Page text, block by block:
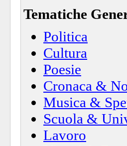
Tematiche
Politica
Cultura
Poesie
Cronaca &
Musica &
Scuola &
Lavoro